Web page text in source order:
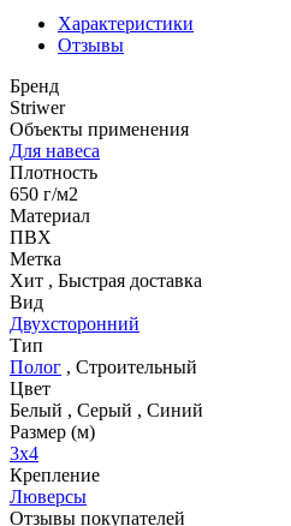
Характеристики
Отзывы
Бренд
Striwer
Объекты применения
Для навеса
Плотность
650 г/м2
Материал
ПВХ
Метка
Хит , Быстрая доставка
Вид
Двухсторонний
Тип
Полог , Строительный
Цвет
Белый , Серый , Синий
Размер (м)
3х4
Крепление
Люверсы
Отзывы покупателей